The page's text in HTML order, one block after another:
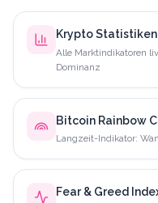
Krypto Statistiken
Alle Marktindikatoren
Dominanz
Bitcoin Rainbow
Langzeit-Indikator:
Fear & Greed